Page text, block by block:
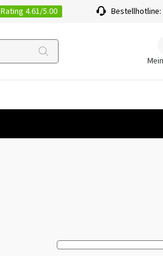
4.61/5.00 Bestellhotline: